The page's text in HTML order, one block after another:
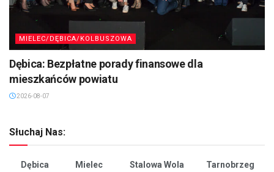
MIELEC/DĘBICA/KOLBUSZOWA
Dębica: Bezpłatne porady finansowe dla
mieszkańców powiatu
2026-08-07
Słuchaj Nas:
Dębica Mielec Stalowa Wola
Tarnobrzeg